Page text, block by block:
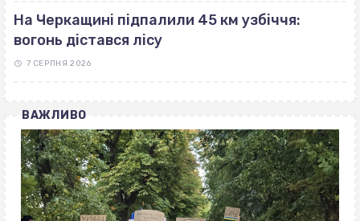
На Черкащині підпалили 45 км узбіччя:
вогонь дістався лісу
7 СЕРПНЯ 2026
ВАЖЛИВО